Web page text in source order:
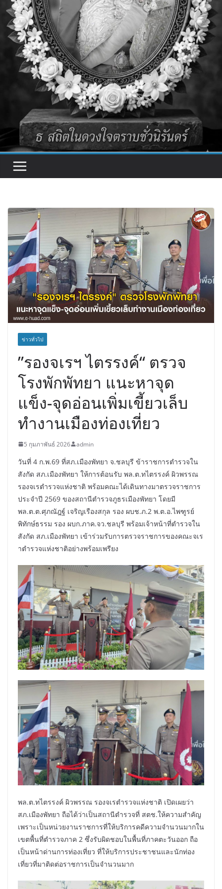
ข่าวทั่วไป
”รองจเรฯ ไตรรงค์“ ตรวจ
โรงพักพัทยา แนะหาจุด
แข็ง-จุดอ่อนเพิ่มเขี้ยวเล็บ
ทำงานเมืองท่องเที่ยว
5 กุมภาพันธ์ 2026 admin
วันที่ 4 ก.พ.69 ที่สภ.เมืองพัทยา จ.ชลบุรี ข้าราชการตำรวจใน
สังกัด สภ.เมืองพัทยา ให้การต้อนรับ พล.ต.ทไตรรงค์ ผิวพรรณ
รองจเรตำรวจแห่งชาติ พร้อมคณะได้เดินทางมาตรวจราชการ
ประจำปี 2569 ของสถานีตำรวจภูธรเมืองพัทยา โดยมี
พล.ต.ต.ศุภณัฎฐ์ เจริญเรืองสกุล รอง ผบช.ภ.2 พ.ต.อ.ไพฑูรย์
พิทักษ์ธรรม รอง ผบก.ภาค.จว.ชลบุรี พร้อมเจ้าหน้าที่ตำรวจใน
สังกัด สภ.เมืองพัทยา เข้าร่วมรับการตรวจราชการของคณะจเร
าตำรวจแห่งชาติอย่างพร้อมเพรียง
พล.ต.ทไตรรงค์ ผิวพรรณ รองจเรตำรวจแห่งชาติ เปิดเผยว่า
สภ.เมืองพัทยา ถือได้ว่าเป็นสถานีตำรวจที่ สตช.ให้ความสำคัญ
เพราะเป็นหน่วยงานราชการที่ให้บริการคดีความจำนวนมากใน
เขตพื้นที่ตำรวจภาค 2 ซึ่งรับผิดชอบในพื้นที่ภาคตะวันออก ถือ
เป็นหน้าด่านการท่องเที่ยว ที่ให้บริการประชาชนและนักท่อง
เที่ยวที่มาติดต่อราชการเป็นจำนวนมาก